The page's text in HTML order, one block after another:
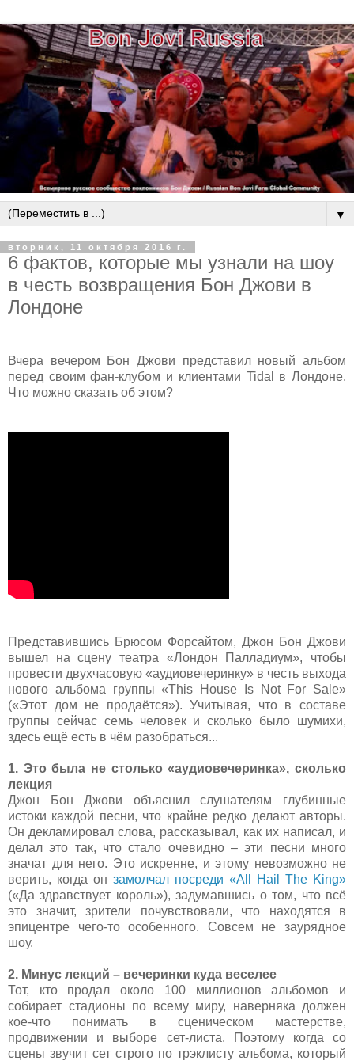
▼
вторник, 11 октября 2016 г.
6 фактов, которые мы узнали на шоу
в честь возвращения Бон Джови в
Лондоне
Вчера вечером Бон Джови представил новый альбом
перед своим фан-клубом и клиентами Tidal в Лондоне.
Что можно сказать об этом?
Представившись Брюсом Форсайтом, Джон Бон Джови
вышел на сцену театра «Лондон Палладиум», чтобы
провести двухчасовую «аудиовечеринку» в честь выхода
нового альбома группы «This House Is Not For Sale»
(«Этот дом не продаётся»). Учитывая, что в составе
группы сейчас семь человек и сколько было шумихи,
здесь ещё есть в чём разобраться...
1. Это была не столько «аудиовечеринка», сколько
лекция
Джон Бон Джови объяснил слушателям глубинные
истоки каждой песни, что крайне редко делают авторы.
Он декламировал слова, рассказывал, как их написал, и
делал это так, что стало очевидно – эти песни много
значат для него. Это искренне, и этому невозможно не
верить, когда он замолчал посреди «All Hail The King»
(«Да здравствует король»), задумавшись о том, что всё
это значит, зрители почувствовали, что находятся в
эпицентре чего-то особенного. Совсем не заурядное
шоу.
2. Минус лекций – вечеринки куда веселее
Тот, кто продал около 100 миллионов альбомов и
собирает стадионы по всему миру, наверняка должен
кое-что понимать в сценическом мастерстве,
продвижении и выборе сет-листа. Поэтому когда со
сцены звучит сет строго по трэклисту альбома, который